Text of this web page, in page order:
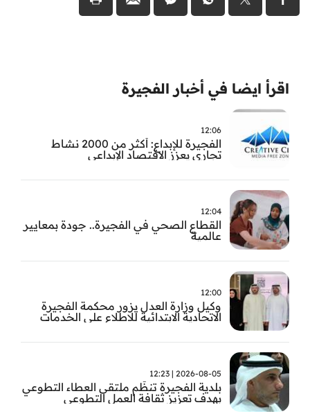
اقرأ ايضا في أخبار الفجيرة
12:06
الفجيرة للإبداع: أكثر من 2000 نشاط
تجاري يعزز الاقتصاد الإبداعي
12:04
القطاع الصحي في الفجيرة.. جودة بمعايير
عالمية
12:00
وكيل وزارة العدل يزور محكمة الفجيرة
الاتحادية الابتدائية للاطلاع على الخدمات
2026-08-05 | 12:23
بلدية الفجيرة تنظّم ملتقى العطاء التطوعي
بهدف تعزيز ثقافة العمل التطوعي